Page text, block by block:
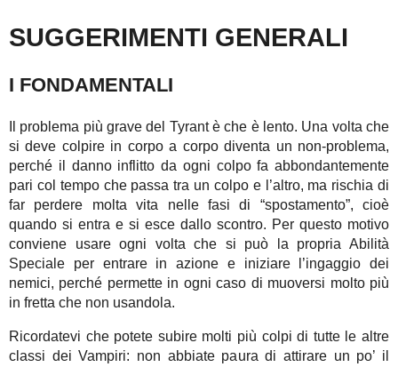
SUGGERIMENTI GENERALI
I FONDAMENTALI
Il problema più grave del Tyrant è che è lento. Una volta che
si deve colpire in corpo a corpo diventa un non-problema,
perché il danno inflitto da ogni colpo fa abbondantemente
pari col tempo che passa tra un colpo e l’altro, ma rischia di
far perdere molta vita nelle fasi di “spostamento”, cioè
quando si entra e si esce dallo scontro. Per questo motivo
conviene usare ogni volta che si può la propria Abilità
Speciale per entrare in azione e iniziare l’ingaggio dei
nemici, perché permette in ogni caso di muoversi molto più
in fretta che non usandola.
Ricordatevi che potete subire molti più colpi di tutte le altre
classi dei Vampiri: non abbiate paura di attirare un po’ il